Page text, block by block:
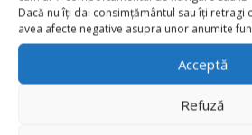
Dacă nu îți dai consimțământul sau îți retragi
avea afecte negative asupra unor anumite
Acceptă
Refuză
0
Fii primul care scrii o recenzie
Mașină Nuntă 50cm x 63cm”
Adresa ta de email nu va fi publicată.